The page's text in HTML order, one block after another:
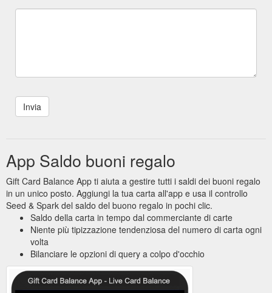
App Saldo buoni regalo
Gift Card Balance App ti aiuta a gestire tutti i saldi dei buoni regalo
in un unico posto. Aggiungi la tua carta all'app e usa il controllo
Seed & Spark del saldo del buono regalo in pochi clic.
Saldo della carta in tempo dal commerciante di carte
Niente più tipizzazione tendenziosa del numero di carta ogni
volta
Bilanciare le opzioni di query a colpo d'occhio